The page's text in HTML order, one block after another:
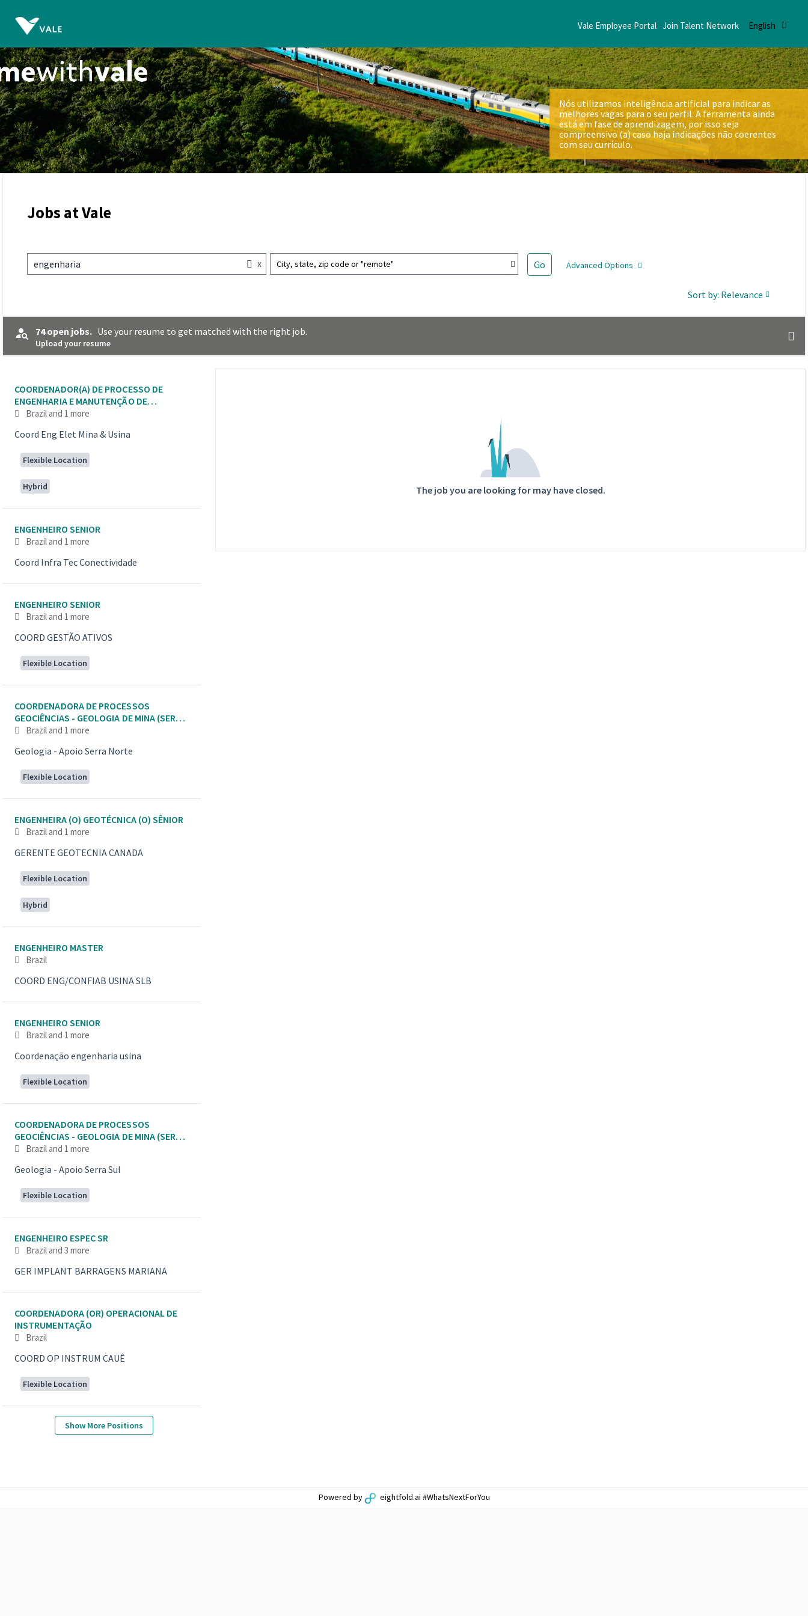
English
Join Talent Network
Vale Employee Portal
Nós utilizamos inteligência artificial para indicar as
melhores vagas para o seu perfil. A ferramenta ainda
está em fase de aprendizagem, por isso seja
compreensivo (a) caso haja indicações não coerentes
com seu currículo.
Jobs at Vale
engenharia x City, state, zip code or "remote" Go Advanced Options
Sort by: Relevance
74 open jobs. Use your resume to get matched with the right job.
Upload your resume
COORDENADOR(A) DE PROCESSO DE
ENGENHARIA E MANUTENÇÃO DE
INSTALAÇÕES INDUSTRIAIS - VAGA
Braziland 1 more
Coord Eng Elet Mina & Usina
Flexible Location
Hybrid
ENGENHEIRO SENIOR
Braziland 1 more
Coord Infra Tec Conectividade
ENGENHEIRO SENIOR
Braziland 1 more
COORD GESTÃO ATIVOS
Flexible Location
COORDENADORA DE PROCESSOS
GEOCIÊNCIAS - GEOLOGIA DE MINA (SERRA
NORTE E LESTE) - MINERAÇÃO
Braziland 1 more
Geologia - Apoio Serra Norte
Flexible Location
ENGENHEIRA (O) GEOTÉCNICA (O) SÊNIOR
Braziland 1 more
GERENTE GEOTECNIA CANADA
Flexible Location
Hybrid
ENGENHEIRO MASTER
Brazil
COORD ENG/CONFIAB USINA SLB
ENGENHEIRO SENIOR
Braziland 1 more
Coordenação engenharia usina
Flexible Location
COORDENADORA DE PROCESSOS
GEOCIÊNCIAS - GEOLOGIA DE MINA (SERRA
SUL) - MINERAÇÃO
Braziland 1 more
Geologia - Apoio Serra Sul
Flexible Location
ENGENHEIRO ESPEC SR
Braziland 3 more
GER IMPLANT BARRAGENS MARIANA
COORDENADORA (OR) OPERACIONAL DE
INSTRUMENTAÇÃO
Brazil
COORD OP INSTRUM CAUÊ
Flexible Location
Show More Positions
The job you are looking for may have closed.
Powered by eightfold.ai #WhatsNextForYou